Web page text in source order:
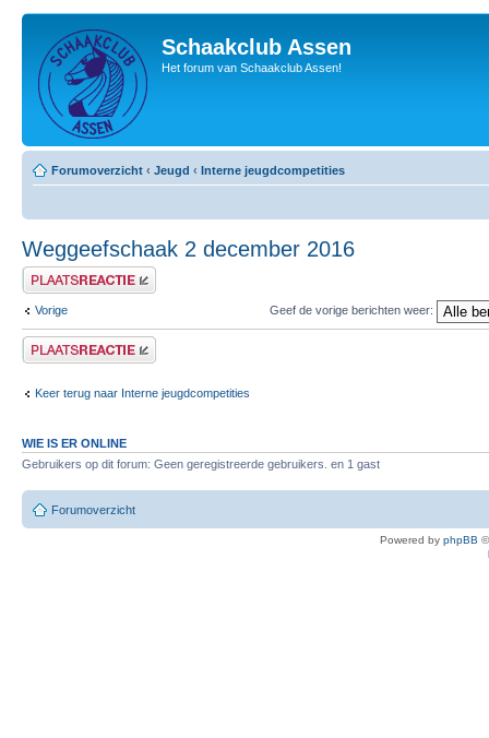
Schaakclub Assen
Het forum van Schaakclub Assen!
Forumoverzicht ‹ Jeugd ‹ Interne jeugdcompetities
Weggeefschaak 2 december 2016
Plaats een reactie
Vorige Geef de vorige berichten weer:
Plaats een reactie
Keer terug naar Interne jeugdcompetities
WIE IS ER ONLINE
Gebruikers op dit forum: Geen geregistreerde gebruikers. en 1 gast
Forumoverzicht
Powered by phpBB